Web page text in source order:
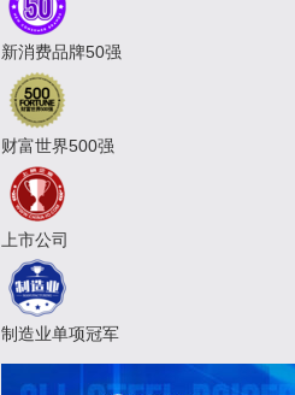
新消费品牌50强
财富世界500强
上市公司
制造业单项冠军